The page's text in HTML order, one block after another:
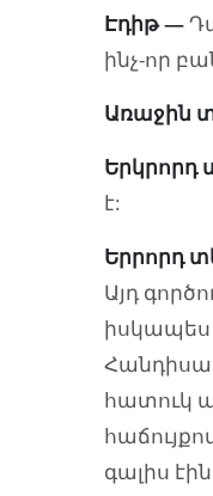
Էդիթ —
ինչ-որ
Առաջին
Երկրորդ
է:
Երրորդ
Այդ
իսկապես
հատուկ
գալիս